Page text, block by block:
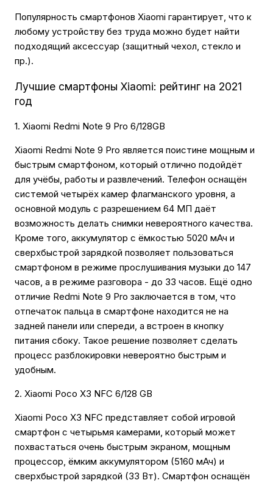
Популярность смартфонов Xiaomi гарантирует, что к
любому устройству без труда можно будет найти
подходящий аксессуар (защитный чехол, стекло и
пр.).
Лучшие смартфоны Xiaomi: рейтинг на 2021
год
1. Xiaomi Redmi Note 9 Pro 6/128GB
Xiaomi Redmi Note 9 Pro является поистине мощным и
быстрым смартфоном, который отлично подойдёт
для учёбы, работы и развлечений. Телефон оснащён
системой четырёх камер флагманского уровня, а
основной модуль с разрешением 64 МП даёт
возможность делать снимки невероятного качества.
Кроме того, аккумулятор с ёмкостью 5020 мАч и
сверхбыстрой зарядкой позволяет пользоваться
смартфоном в режиме прослушивания музыки до 147
часов, а в режиме разговора - до 33 часов. Ещё одно
отличие Redmi Note 9 Pro заключается в том, что
отпечаток пальца в смартфоне находится не на
задней панели или спереди, а встроен в кнопку
питания сбоку. Такое решение позволяет сделать
процесс разблокировки невероятно быстрым и
удобным.
2. Xiaomi Poco X3 NFC 6/128 GB
Xiaomi Poco X3 NFC представляет собой игровой
смартфон с четырьмя камерами, который может
похвастаться очень быстрым экраном, мощным
процессор, ёмким аккумулятором (5160 мАч) и
сверхбыстрой зарядкой (33 Вт). Смартфон оснащён